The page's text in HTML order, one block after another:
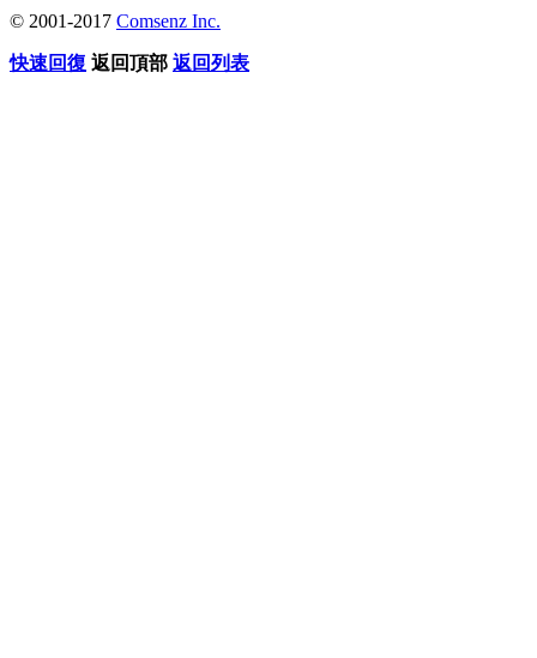
© 2001-2017 Comsenz Inc.
快速回復 返回頂部 返回列表